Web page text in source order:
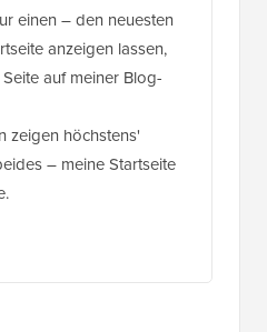
einen – den neuesten
anzeigen lassen,
auf meiner Blog-
zeigen höchstens'
– meine Startseite